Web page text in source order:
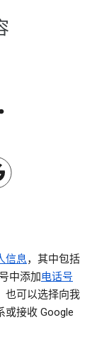
信息，其中包括
中添加电话号
也可以选择向我
或接收 Google